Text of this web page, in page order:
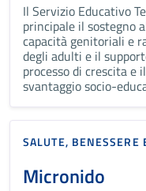
Il Servizio Educativo
principale il sostegno
capacità genitoriali e
degli adulti e il
processo di crescita e
svantaggio socio-
SALUTE, BENESSERE
Micronido